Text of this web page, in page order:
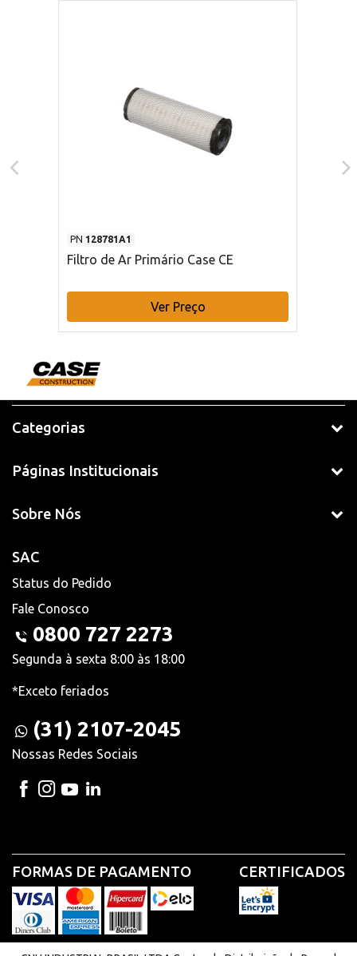
PN 128781A1
Filtro de Ar Primário Case CE
Ver Preço
Categorias
Páginas Institucionais
Sobre Nós
SAC
Status do Pedido
Fale Conosco
0800 727 2273
Segunda à sexta 8:00 às 18:00
*Exceto feriados
(31) 2107-2045
Nossas Redes Sociais
FORMAS DE PAGAMENTO CERTIFICADOS